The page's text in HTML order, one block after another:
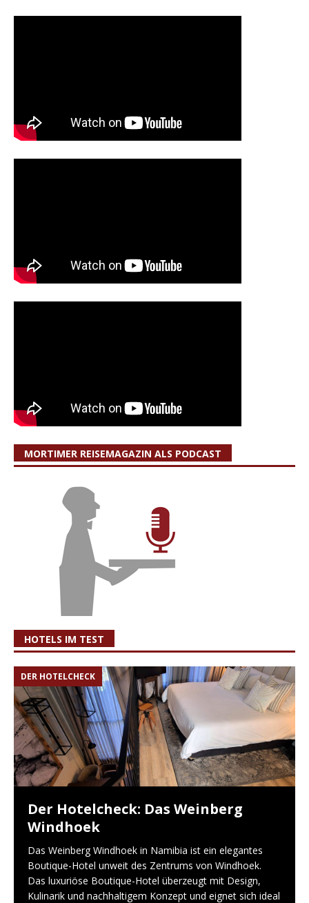
MORTIMER REISEMAGAZIN ALS PODCAST
HOTELS IM TEST
DER HOTELCHECK
Der Hotelcheck: Das Weinberg
Windhoek
Das Weinberg Windhoek in Namibia ist ein elegantes
Boutique-Hotel unweit des Zentrums von Windhoek.
Das luxuriöse Boutique-Hotel überzeugt mit Design,
Kulinarik und nachhaltigem Konzept und eignet sich ideal